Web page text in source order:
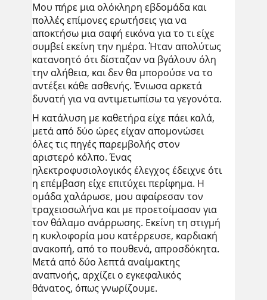
Μου πήρε μια ολόκληρη εβδομάδα και
πολλές επίμονες ερωτήσεις για να
αποκτήσω μια σαφή εικόνα για το τι είχε
συμβεί εκείνη την ημέρα. Ήταν απολύτως
κατανοητό ότι δίσταζαν να βγάλουν όλη
την αλήθεια, και δεν θα μπορούσε να το
αντέξει κάθε ασθενής. Ένιωσα αρκετά
δυνατή για να αντιμετωπίσω τα γεγονότα.
Η κατάλυση με καθετήρα είχε πάει καλά,
μετά από δύο ώρες είχαν απομονώσει
όλες τις πηγές παρεμβολής στον
αριστερό κόλπο. Ένας
ηλεκτροφυσιολογικός έλεγχος έδειχνε ότι
η επέμβαση είχε επιτύχει περίφημα. Η
ομάδα χαλάρωσε, μου αφαίρεσαν τον
τραχειοσωλήνα και με προετοίμασαν για
τον θάλαμο ανάρρωσης. Εκείνη τη στιγμή
η κυκλοφορία μου κατέρρευσε, καρδιακή
ανακοπή, από το πουθενά, απροσδόκητα.
Μετά από δύο λεπτά αναίμακτης
αναπνοής, αρχίζει ο εγκεφαλικός
θάνατος, όπως γνωρίζουμε.